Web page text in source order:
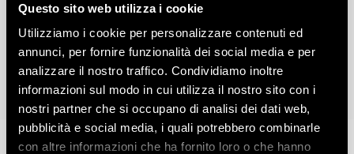
Questo sito web utilizza i cookie
Utilizziamo i cookie per personalizzare contenuti ed
annunci, per fornire funzionalità dei social media e per
analizzare il nostro traffico. Condividiamo inoltre
informazioni sul modo in cui utilizza il nostro sito con i
nostri partner che si occupano di analisi dei dati web,
pubblicità e social media, i quali potrebbero combinarle
con altre informazioni che ha fornito loro o che hanno